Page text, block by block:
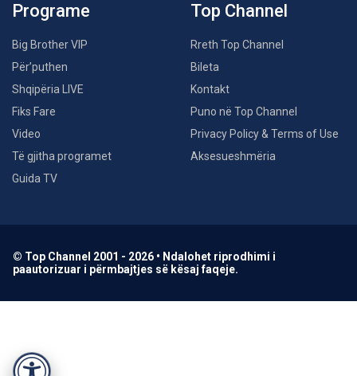
Programe
Big Brother VIP
Për’puthen
Shqipëria LIVE
Fiks Fare
Video
Të gjitha programet
Guida TV
Top Channel
Rreth Top Channel
Bileta
Kontakt
Puno në Top Channel
Privacy Policy & Terms of Use
Aksesueshmëria
© Top Channel 2001 - 2026 • Ndalohet riprodhimi i
paautorizuar i përmbajtjes së kësaj faqeje.